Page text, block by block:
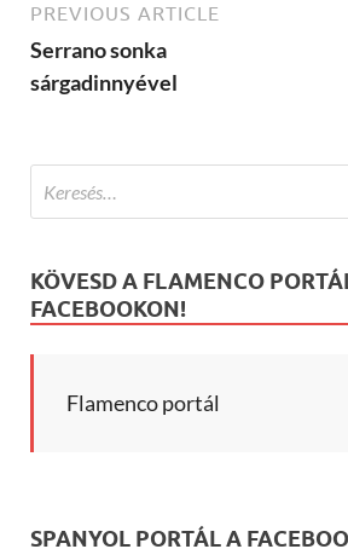
PREVIOUS ARTICLE
Serrano sonka
sárgadinnyével
KÖVESD A FLAMENCO
FACEBOOKON!
Flamenco portál
SPANYOL PORTÁL A